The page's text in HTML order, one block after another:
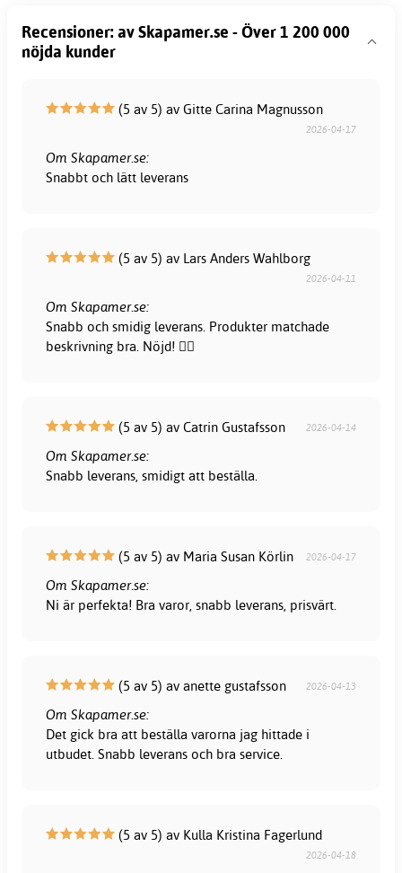
Recensioner: av Skapamer.se - Över 1 200 000
nöjda kunder
(5 av 5) av Gitte Carina Magnusson
2026-04-17
Om Skapamer.se:
Snabbt och lätt leverans
(5 av 5) av Lars Anders Wahlborg
2026-04-11
Om Skapamer.se:
Snabb och smidig leverans. Produkter matchade
beskrivning bra. Nöjd! 👍🏻
(5 av 5) av Catrin Gustafsson 2026-04-14
Om Skapamer.se:
Snabb leverans, smidigt att beställa.
(5 av 5) av Maria Susan Körlin 2026-04-17
Om Skapamer.se:
Ni är perfekta! Bra varor, snabb leverans, prisvärt.
(5 av 5) av anette gustafsson 2026-04-13
Om Skapamer.se:
Det gick bra att beställa varorna jag hittade i
utbudet. Snabb leverans och bra service.
(5 av 5) av Kulla Kristina Fagerlund
2026-04-18